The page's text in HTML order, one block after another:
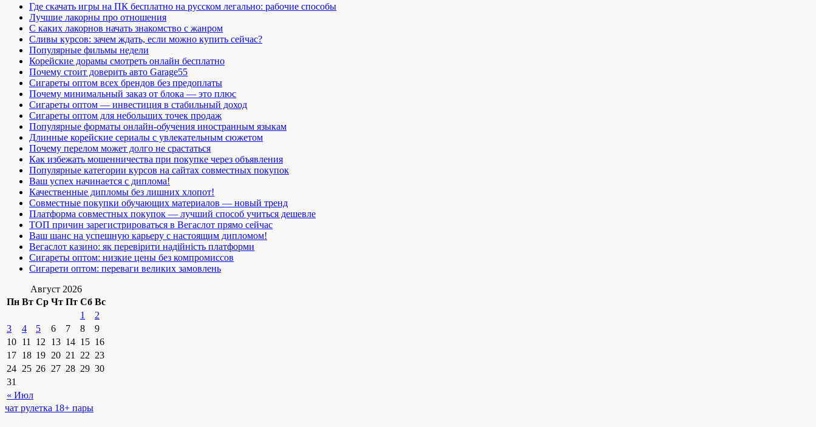
Где скачать игры на ПК бесплатно на русском легально: рабочие способы
Лучшие лакорны про отношения
С каких лакорнов начать знакомство с жанром
Сливы курсов: зачем ждать, если можно купить сейчас?
Популярные фильмы недели
Корейские дорамы смотреть онлайн бесплатно
Почему стоит доверить авто Garage55
Сигареты оптом всех брендов без предоплаты
Почему минимальный заказ от блока — это плюс
Сигареты оптом — инвестиция в стабильный доход
Сигареты оптом для небольших точек продаж
Популярные форматы онлайн-обучения иностранным языкам
Длинные корейские сериалы с увлекательным сюжетом
Почему перелом может долго не срастаться
Как избежать мошенничества при покупке через объявления
Популярные категории курсов на сайтах совместных покупок
Ваш успех начинается с диплома!
Качественные дипломы без лишних хлопот!
Совместные покупки обучающих материалов — новый тренд
Платформа совместных покупок — лучший способ учиться дешевле
ТОП причин зарегистрироваться в Вегаслот прямо сейчас
Ваш шанс на успешную карьеру с настоящим дипломом!
Вегаслот казино: як перевірити надійність платформи
Сигареты оптом: низкие цены без компромиссов
Сигарети оптом: переваги великих замовлень
Август 2026
Пн Вт Ср Чт Пт Сб Вс
« Июл
1
2
3
4 5 6 7 8
9
10 11 12 13 14 15 16
17 18 19 20 21 22 23
24 25 26 27 28 29 30
31
чат рулетка 18+ пары